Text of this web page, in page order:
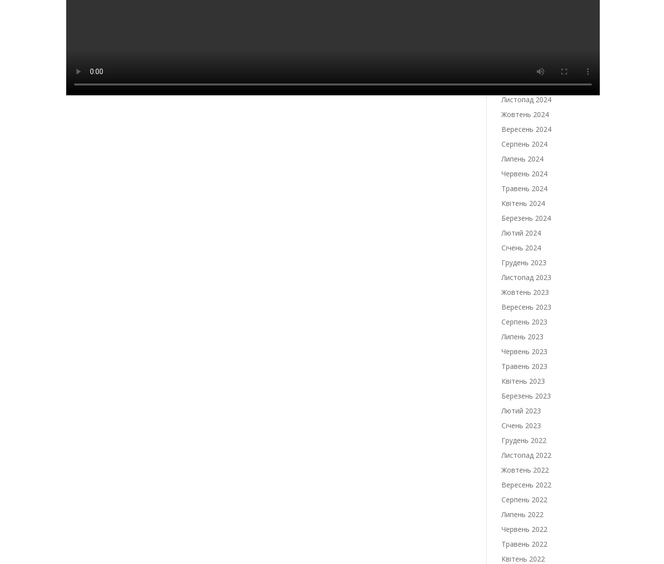
Січень 2025
Грудень 2024
Листопад 2024
Жовтень 2024
Вересень 2024
Серпень 2024
Липень 2024
Червень 2024
Травень 2024
Квітень 2024
Березень 2024
Лютий 2024
Січень 2024
Грудень 2023
Листопад 2023
Жовтень 2023
Вересень 2023
Серпень 2023
Липень 2023
Червень 2023
Травень 2023
Квітень 2023
Березень 2023
Лютий 2023
Січень 2023
Грудень 2022
Листопад 2022
Жовтень 2022
Вересень 2022
Серпень 2022
Липень 2022
Червень 2022
Травень 2022
Квітень 2022